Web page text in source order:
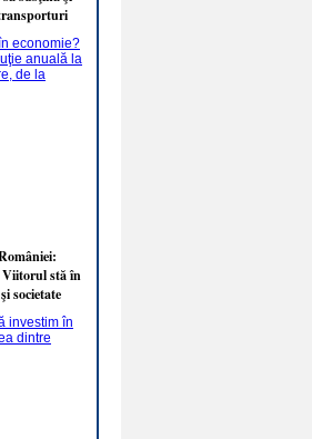
Viitorul stă în
societate